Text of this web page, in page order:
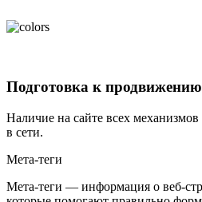
Подготовка к
Наличие на сайте всех
в сети.
Мета-теги
Мета-теги — информация о веб-